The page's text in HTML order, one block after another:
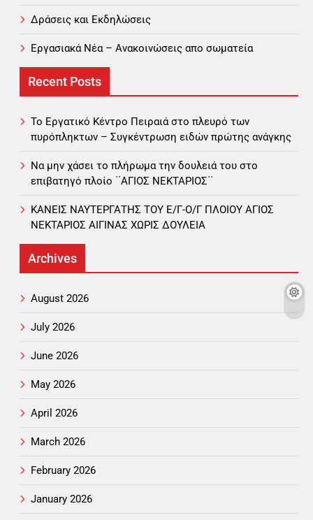
Δράσεις και Εκδηλώσεις
Εργασιακά Νέα – Aνακοινώσεις απο σωματεία
Recent Posts
Το Εργατικό Κέντρο Πειραιά στο πλευρό των
πυρόπληκτων – Συγκέντρωση ειδών πρώτης ανάγκης
Να μην χάσει το πλήρωμα την δουλειά του στο
επιβατηγό πλοίο ΄΄ΑΓΙΟΣ ΝΕΚΤΑΡΙΟΣ΄΄
ΚΑΝΕΙΣ ΝΑΥΤΕΡΓΑΤΗΣ TOY Ε/Γ-Ο/Γ ΠΛΟΙΟY ΑΓΙΟΣ
ΝΕΚΤΑΡΙΟΣ ΑΙΓΙΝΑΣ ΧΩΡΙΣ ΔΟΥΛΕΙΑ
Archives
August 2026
July 2026
June 2026
May 2026
April 2026
March 2026
February 2026
January 2026